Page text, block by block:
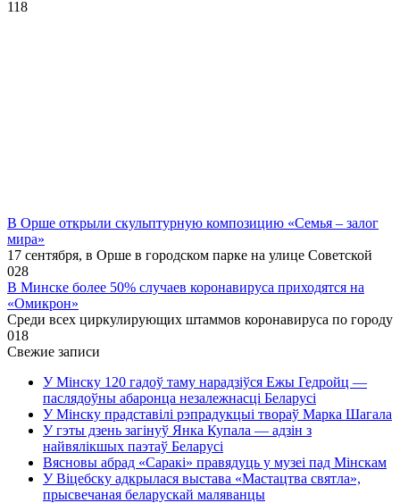
118
В Орше открыли скульптурную композицию «Семья – залог
мира»
17 сентября, в Орше в городском парке на улице Советской
028
В Минске более 50% случаев коронавируса приходятся на
«Омикрон»
Среди всех циркулирующих штаммов коронавируса по городу
018
Свежие записи
У Мінску 120 гадоў таму нарадзіўся Ежы Гедройц —
паслядоўны абаронца незалежнасці Беларусі
У Мінску прадставілі рэпрадукцыі твораў Марка Шагала
У гэты дзень загінуў Янка Купала — адзін з
найвялікшых паэтаў Беларусі
Вясновы абрад «Саракі» правядуць у музеі пад Мінскам
У Віцебску адкрылася выстава «Мастацтва святла»,
прысвечаная беларускай маляванцы